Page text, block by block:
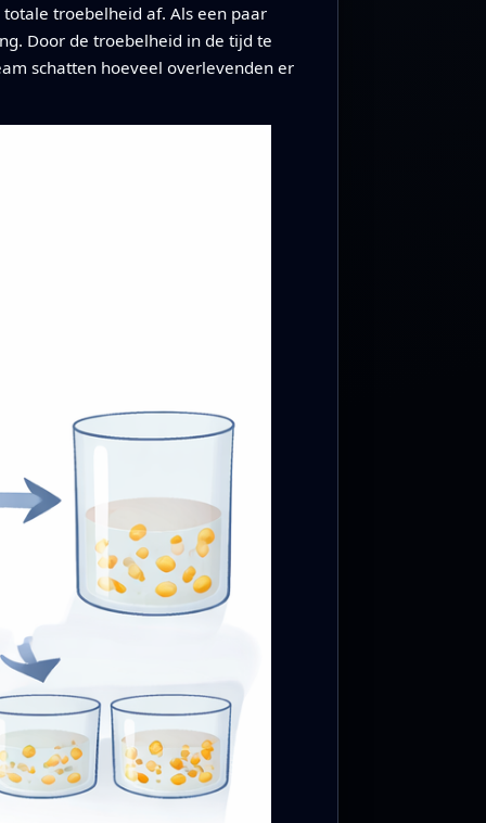
troebelheid af. Als een paar
Door de troebelheid in de tijd te
schatten hoeveel overlevenden er